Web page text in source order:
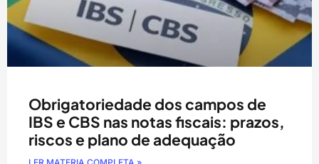
Obrigatoriedade dos campos de
IBS e CBS nas notas fiscais: prazos,
riscos e plano de adequação